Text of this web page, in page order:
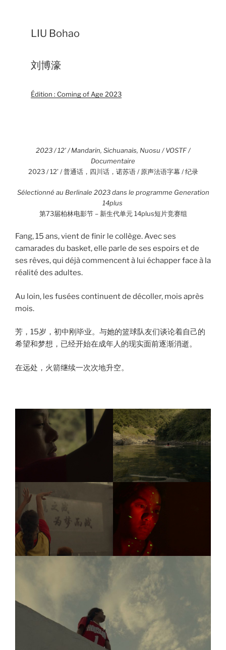
LIU Bohao
刘博濠
Édition : Coming of Age 2023
2023 / 12’ / Mandarin, Sichuanais, Nuosu / VOSTF /
Documentaire
2023 / 12’ / 普通话，四川话，诺苏语 / 原声法语字幕 / 纪录
Sélectionné au Berlinale 2023 dans le programme Generation
14plus
第73届柏林电影节 – 新生代单元 14plus短片竞赛组
Fang, 15 ans, vient de finir le collège. Avec ses
camarades du basket, elle parle de ses espoirs et de
ses rêves, qui déjà commencent à lui échapper face à la
réalité des adultes.
Au loin, les fusées continuent de décoller, mois après
mois.
芳，15岁，初中刚毕业。与她的篮球队友们谈论着自己的
希望和梦想，已经开始在成年人的现实面前逐渐消逝。
在远处，火箭继续一次次地升空。